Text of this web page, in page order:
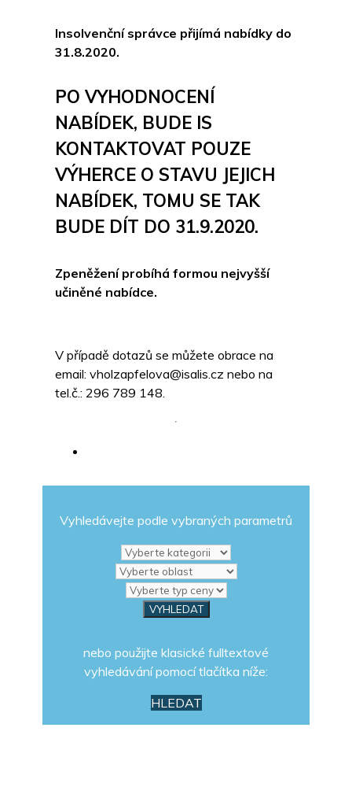
Insolvenční správce přijímá nabídky do
31.8.2020.
PO VYHODNOCENÍ
NABÍDEK, BUDE IS
KONTAKTOVAT POUZE
VÝHERCE O STAVU JEJICH
NABÍDEK, TOMU SE TAK
BUDE DÍT DO 31.9.2020.
Zpeněžení probíhá formou nejvyšší
učiněné nabídce.
V případě dotazů se můžete obrace na
email: vholzapfelova@isalis.cz nebo na
tel.č.: 296 789 148.
Vyhledávejte podle vybraných parametrů
nebo použijte klasické fulltextové
vyhledávání pomocí tlačítka níže:
HLEDAT